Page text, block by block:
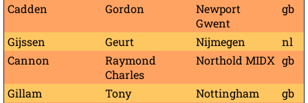
Cadden
Gordon
Newport
Gwent
gb
Gijssen Geurt Nijmegen
nl
Cannon
Raymond
Charles
Northold MIDX gb
Gillam Tony Nottingham
gb